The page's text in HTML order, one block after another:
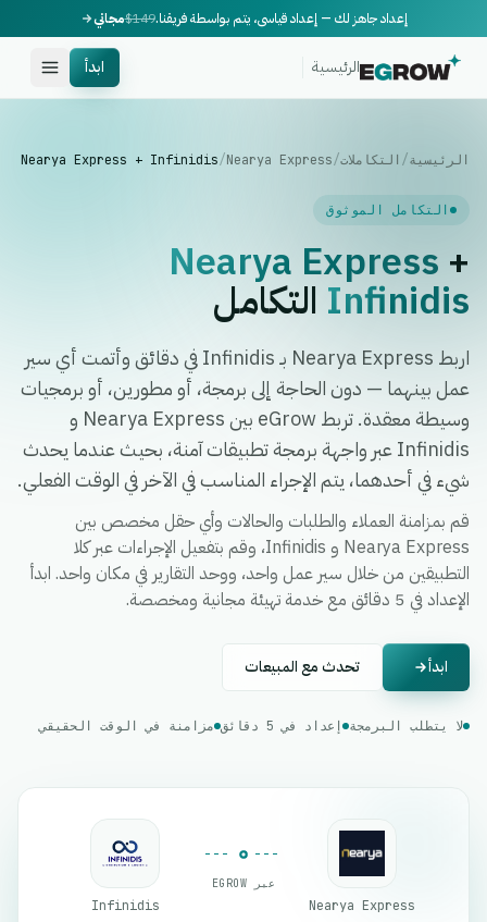
إعداد جاهز لك — إعداد قياسي، يتم بواسطة فريقنا.$149مجاني
الرئيسية ابدأ
الرئيسية/ التكاملات/
Nearya Express
/
Nearya Express + Infinidis
التكامل الموثوق
Nearya Express +
Infinidis التكامل
اربط Nearya Express بـ Infinidis في دقائق وأتمت أي سير
عمل بينهما — دون الحاجة إلى برمجة، أو مطورين، أو برمجيات
وسيطة معقدة. تربط eGrow بين Nearya Express و
Infinidis عبر واجهة برمجة تطبيقات آمنة، بحيث عندما يحدث
شيء في أحدهما، يتم الإجراء المناسب في الآخر في الوقت الفعلي.
قم بمزامنة العملاء والطلبات والحالات وأي حقل مخصص بين
Nearya Express و Infinidis، وقم بتفعيل الإجراءات عبر كلا
التطبيقين من خلال سير عمل واحد، ووحد التقارير في مكان واحد. ابدأ
الإعداد في 5 دقائق مع خدمة تهيئة مجانية ومخصصة.
ابدأ تحدث مع المبيعات
لا يتطلب البرمجة إعداد في 5 دقائق مزامنة في الوقت الحقيقي
Nearya Express
عبر EGROW
Infinidis